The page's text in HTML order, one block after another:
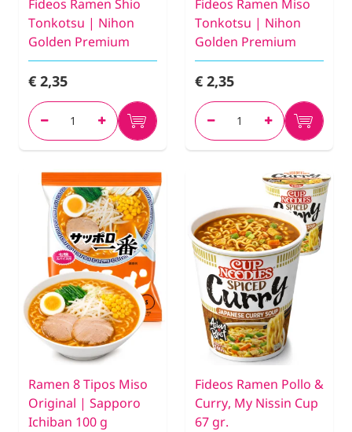
Fideos Ramen Shio
Tonkotsu | Nihon
Golden Premium
€ 2,35
Fideos Ramen Miso
Tonkotsu | Nihon
Golden Premium
€ 2,35
Ramen 8 Tipos Miso
Original | Sapporo
Ichiban 100 g
Fideos Ramen Pollo &
Curry, My Nissin Cup
67 gr.